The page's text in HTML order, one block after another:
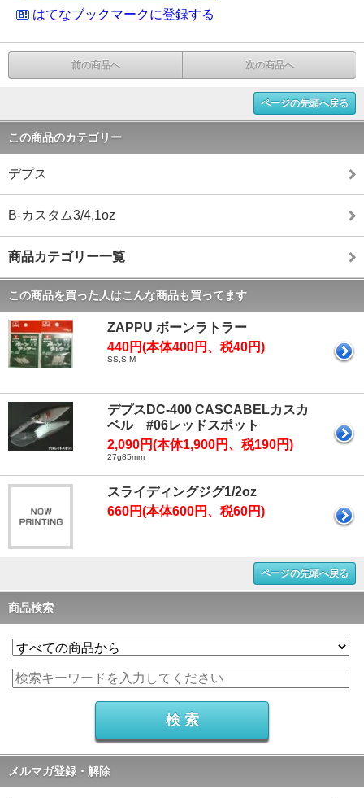
はてなブックマークに登録する
前の商品へ 次の商品へ
ページの先頭へ戻る
この商品のカテゴリー
デプス
B-カスタム3/4,1oz
商品カテゴリー一覧
この商品を買った人はこんな商品も買ってます
ZAPPU ボーンラトラー
440円(本体400円、税40円)
SS,S,M
デプスDC-400 CASCABELカスカ
ベル #06レッドスポット
2,090円(本体1,900円、税190円)
27g85mm
スライディングジグ1/2oz
660円(本体600円、税60円)
ページの先頭へ戻る
商品検索
メルマガ登録・解除